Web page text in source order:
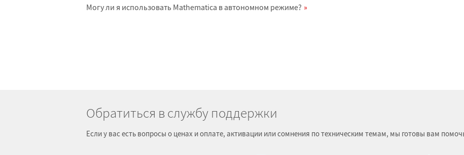
Могу ли я использовать Mathematica в автономном режиме?
Обратиться в службу поддержки
Если у вас есть вопросы о ценах и оплате, активации или сомнения по техническим темам, мы готовы вам